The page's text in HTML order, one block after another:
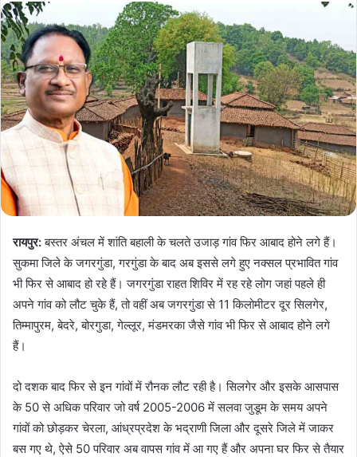
रायपुर:बस्तर अंचल में शांति बहाली के चलते उजाड़ गांव फिर आबाद होने लगे हैं।
सुकमा जिले के जगरगुंडा, गरगुंडा के बाद अब इससे लगे हुए नक्सल प्रभावित गांव
भी फिर से आबाद हो रहे हैं। जगरगुंडा राहत शिविर में रह रहे लोग जहां पहले ही
अपने गांव को लौट चुके हैं, तो वहीं अब जगरगुंडा से 11 किलोमीटर दूर सिलगेर,
तिम्मापुरम, बेदरे, बोरगुडा, गेल्लूर, मंडमरका जैसे गांव भी फिर से आबाद होने लगे
हैं।
दो दशक बाद फिर से इन गांवों में रौनक लौट रही है। सिलगेर और इसके आसपास
के 50 से अधिक परिवार जो वर्ष 2005-2006 में सलवा जुडूम के समय अपने
गांवों को छोड़कर चेरला, आंध्रप्रदेश के भद्राणी जिला और दूसरे जिले में जाकर
बस गए थे, ऐसे 50 परिवार अब वापस गांव में आ गए हैं और अपना घर फिर से तैयार